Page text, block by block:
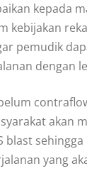
kepada
kebijakan
pemudik
dengan
akan
blast sehingga
yang